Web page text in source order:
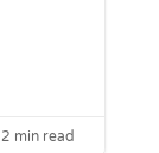
2 min read